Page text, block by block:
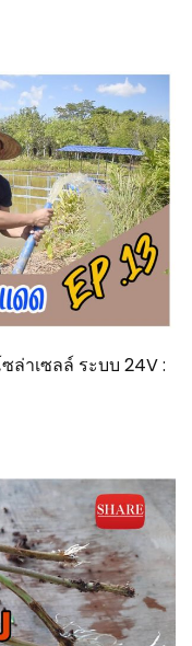
ล่าเซลล์ ระบบ 24V :